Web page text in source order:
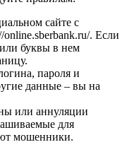
сайте с
. Если
или буквы в нем
пароля и
данные – вы на
или аннуляции
для
мошенники.